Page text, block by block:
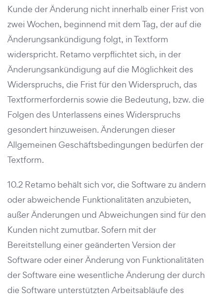
Kunde der Änderung nicht innerhalb einer Frist von
zwei Wochen, beginnend mit dem Tag, der auf die
Änderungsankündigung folgt, in Textform
widerspricht. Retamo verpflichtet sich, in der
Änderungsankündigung auf die Möglichkeit des
Widerspruchs, die Frist für den Widerspruch, das
Textformerfordernis sowie die Bedeutung, bzw. die
Folgen des Unterlassens eines Widerspruchs
gesondert hinzuweisen. Änderungen dieser
Allgemeinen Geschäftsbedingungen bedürfen der
Textform.
10.2 Retamo behält sich vor, die Software zu ändern
oder abweichende Funktionalitäten anzubieten,
außer Änderungen und Abweichungen sind für den
Kunden nicht zumutbar. Sofern mit der
Bereitstellung einer geänderten Version der
Software oder einer Änderung von Funktionalitäten
der Software eine wesentliche Änderung der durch
die Software unterstützten Arbeitsabläufe des